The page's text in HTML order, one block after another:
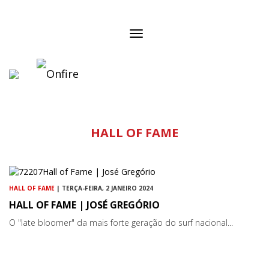
HALL OF FAME
HALL OF FAME | TERÇA-FEIRA, 2 JANEIRO 2024
HALL OF FAME | JOSÉ GREGÓRIO
O "late bloomer" da mais forte geração do surf nacional...